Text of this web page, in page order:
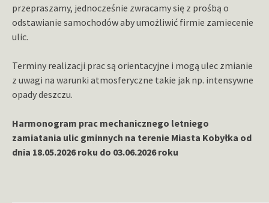
przepraszamy, jednocześnie zwracamy się z prośbą o
odstawianie samochodów aby umożliwić firmie zamiecenie
ulic.
Terminy realizacji prac są orientacyjne i mogą ulec zmianie
z uwagi na warunki atmosferyczne takie jak np. intensywne
opady deszczu.
Harmonogram prac mechanicznego letniego
zamiatania ulic gminnych na terenie Miasta Kobyłka od
dnia 18.05.2026 roku do 03.06.2026 roku